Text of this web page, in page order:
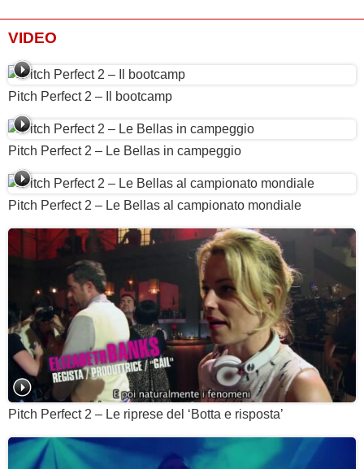
VIDEO
Pitch Perfect 2 – Il bootcamp
Pitch Perfect 2 – Le Bellas in campeggio
Pitch Perfect 2 – Le Bellas al campionato mondiale
Pitch Perfect 2 – Le riprese del ‘Botta e risposta’